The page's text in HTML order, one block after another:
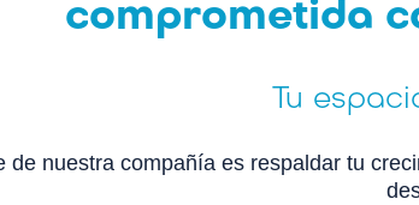
comprometida
Tu
de nuestra compañía es respaldar tu